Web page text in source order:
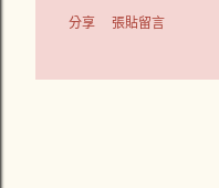
分享 張貼留言